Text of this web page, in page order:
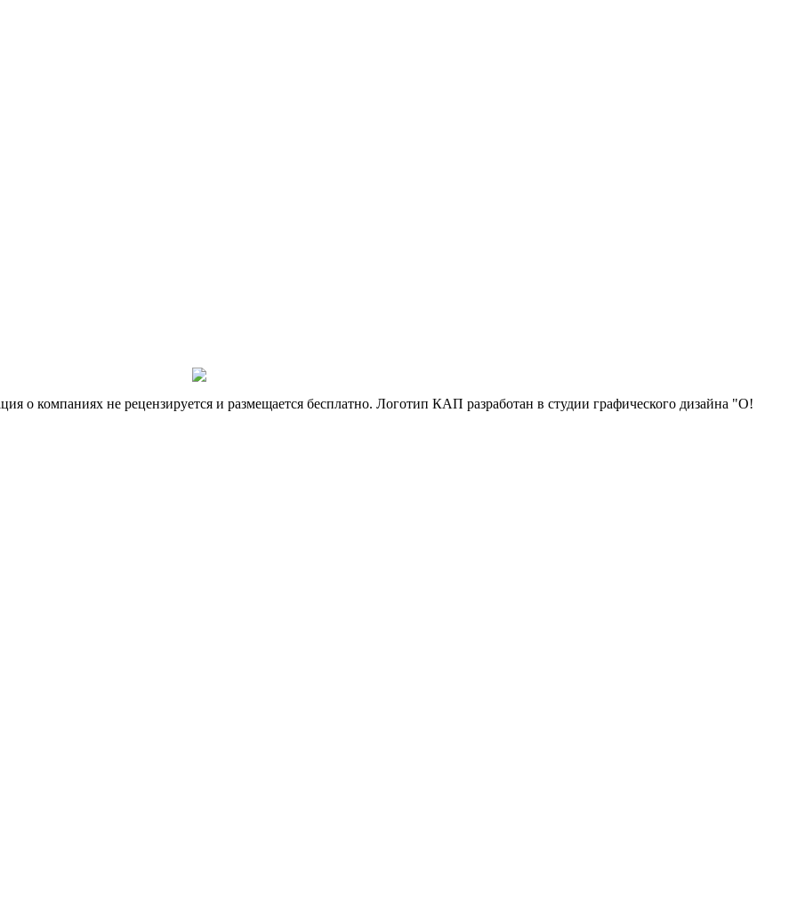
компаниях не рецензируется и размещается бесплатно. Логотип КАП разработан в студии графического дизайна "О!